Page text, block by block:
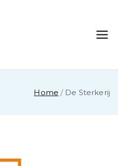
Rijssen
Home De Sterkerij